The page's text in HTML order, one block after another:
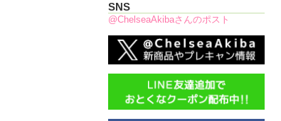
SNS
@ChelseaAkibaさんのポスト